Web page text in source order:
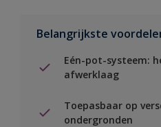
Belangrijkste
Eén-pot-systeem:
afwerklaag
Toepasbaar op
ondergronden